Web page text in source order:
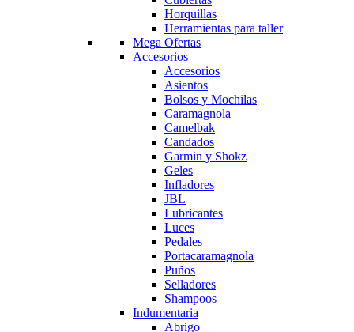
Horquillas
Herramientas para taller
Mega Ofertas
Accesorios
Accesorios
Asientos
Bolsos y Mochilas
Caramagnola
Camelbak
Candados
Garmin y Shokz
Geles
Infladores
JBL
Lubricantes
Luces
Pedales
Portacaramagnola
Puños
Selladores
Shampoos
Indumentaria
Abrigo